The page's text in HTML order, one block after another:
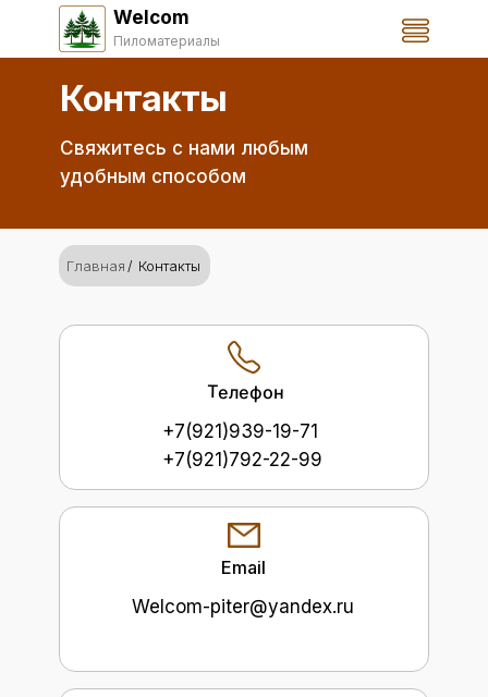
Welcom
Пиломатериалы
Контакты
Свяжитесь с нами любым
удобным способом
Главная Контакты
/
Email
Телефон
+7(921)939-19-71
+7(921)792-22-99
Welcom-piter@yandex.ru